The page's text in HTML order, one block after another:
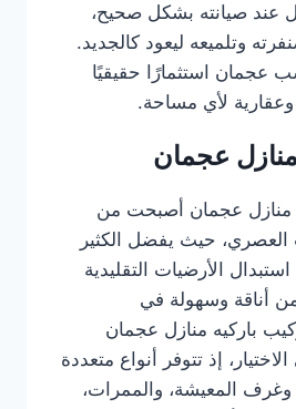
عند صيانته بشكل صحيح،
وتلميعه ليعود كالجديد.
عجمان استثمارًا حقيقيًا
لأي مساحة.
عجمان
منازل عجمان أصبحت من
حيث يفضل الكثير
الأرضيات التقليدية
من أناقة وسهولة في
باركيه منازل عجمان
إذ تتوفر أنواع متعددة
المعيشة، والممرات،